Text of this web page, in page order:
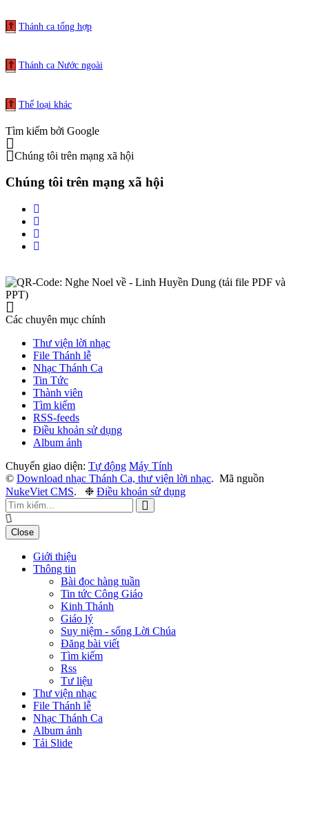
Thánh ca tổng hợp
Thánh ca Nước ngoài
Thể loại khác
Tìm kiếm bởi Google
Chúng tôi trên mạng xã hội
Chúng tôi trên mạng xã hội
Các chuyên mục chính
Thư viện lời nhạc
File Thánh lễ
Nhạc Thánh Ca
Tin Tức
Thành viên
Tìm kiếm
RSS-feeds
Điều khoản sử dụng
Album ảnh
Chuyển giao diện: Tự động Máy Tính
© Download nhạc Thánh Ca, thư viện lời nhạc. Mã nguồn
NukeViet CMS. ❉ Điều khoản sử dụng
Close
Giới thiệu
Thông tin
Bài đọc hàng tuần
Tin tức Công Giáo
Kinh Thánh
Giáo lý
Suy niệm - sống Lời Chúa
Đăng bài viết
Tìm kiếm
Rss
Tư liệu
Thư viện nhạc
File Thánh lễ
Nhạc Thánh Ca
Album ảnh
Tải Slide